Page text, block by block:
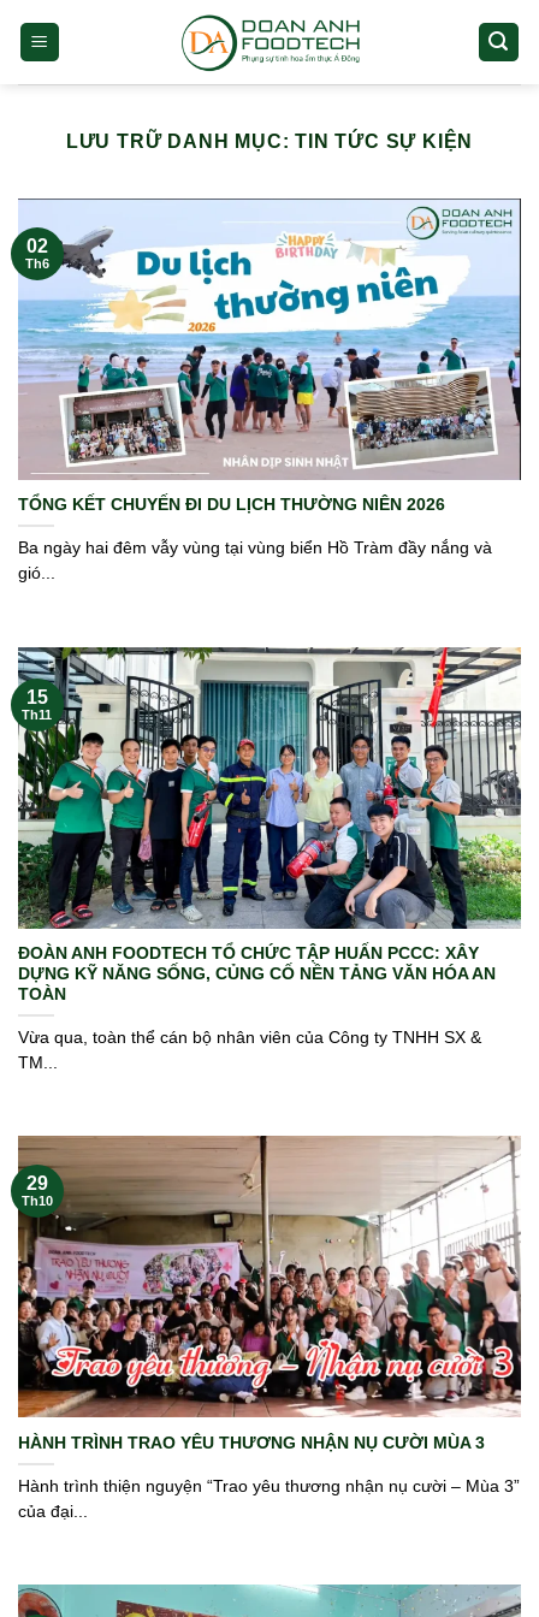
LƯU TRỮ DANH MỤC:TIN TỨC SỰ KIỆN
TỔNG KẾT CHUYẾN ĐI DU LỊCH THƯỜNG NIÊN 2026
Ba ngày hai đêm vẫy vùng tại vùng biển Hồ Tràm đầy nắng và
gió...
02
Th6
ĐOÀN ANH FOODTECH TỔ CHỨC TẬP HUẤN PCCC: XÂY
DỰNG KỸ NĂNG SỐNG, CỦNG CỐ NỀN TẢNG VĂN HÓA AN
TOÀN
Vừa qua, toàn thể cán bộ nhân viên của Công ty TNHH SX &
TM...
15
Th11
HÀNH TRÌNH TRAO YÊU THƯƠNG NHẬN NỤ CƯỜI MÙA 3
Hành trình thiện nguyện “Trao yêu thương nhận nụ cười – Mùa 3”
của đại...
29
Th10